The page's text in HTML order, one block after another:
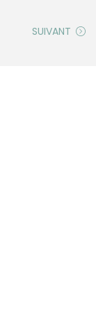
SUIVANT